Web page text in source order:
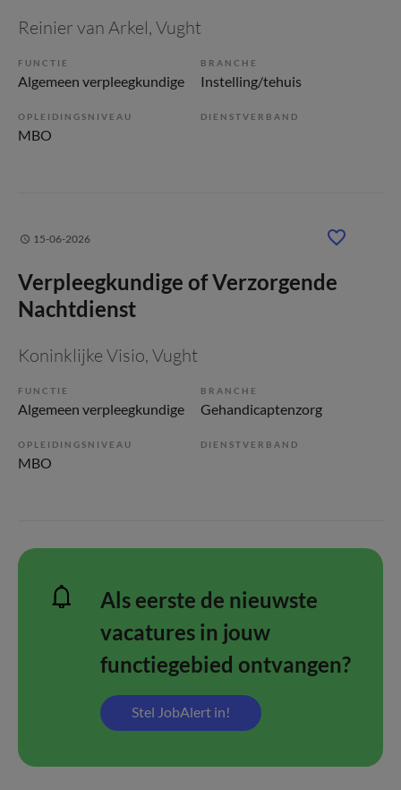
Reinier van Arkel, Vught
FUNCTIE
Algemeen verpleegkundige
BRANCHE
Instelling/tehuis
OPLEIDINGSNIVEAU
MBO
DIENSTVERBAND
15-06-2026
Verpleegkundige of Verzorgende
Nachtdienst
Koninklijke Visio, Vught
FUNCTIE
Algemeen verpleegkundige
BRANCHE
Gehandicaptenzorg
OPLEIDINGSNIVEAU
MBO
DIENSTVERBAND
Als eerste de nieuwste
vacatures in jouw
functiegebied ontvangen?
Stel JobAlert in!